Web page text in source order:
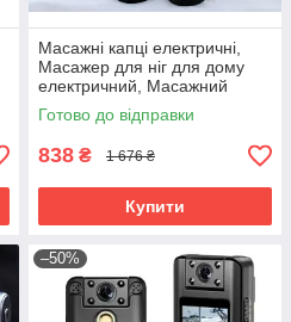
Масажні капці електричні,
Масажер для ніг для дому
електричний, Масажний
апарат для ніг, RYH
Готово до відправки
838 ₴ 1 676 ₴
Купити
–50%